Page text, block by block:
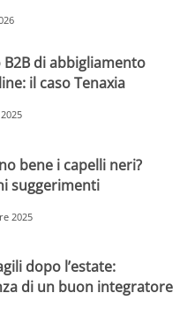
di abbigliamento
il caso Tenaxia
bene i capelli neri?
suggerimenti
2025
dopo l’estate:
di un buon integratore